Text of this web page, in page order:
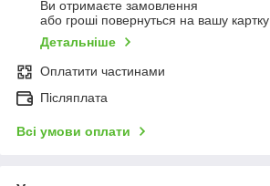
Ви отримаєте замовлення
або гроші повернуться на вашу картку
Детальніше
Оплатити частинами
Післяплата
Всі умови оплати